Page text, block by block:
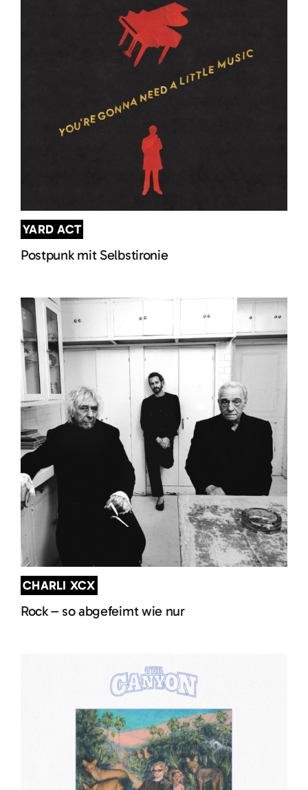
YARD ACT
Postpunk mit Selbstironie
CHARLI XCX
Rock – so abgefeimt wie nur